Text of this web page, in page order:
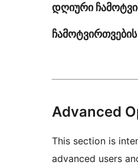
დღიური
Advanced
This section is
advanced users